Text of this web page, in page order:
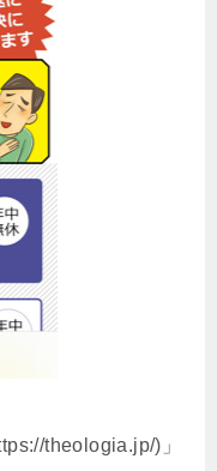
theologia.jp/)」